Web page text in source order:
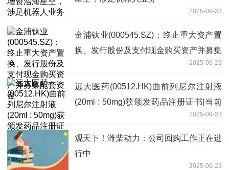
2025-09-23
金浦钛业(000545.SZ)：终止重大资产置
换、发行股份及支付现金购买资产并募集
2025-09-23
远大医药(00512.HK)曲前列尼尔注射液
(20ml : 50mg)获颁发药品注册证书|当前
2025-09-23
观天下！潍柴动力：公司回购工作正在进
行中
2025-09-23